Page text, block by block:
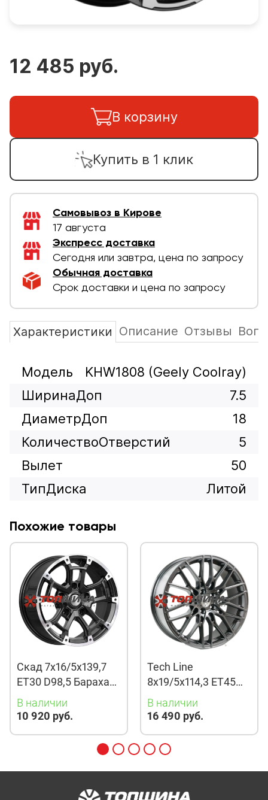
12 485 руб.
В корзину
Купить в 1 клик
Самовывоз в Кирове
17 августа
Экспресс доставка
Сегодня или завтра, цена по запросу
Обычная доставка
Срок доставки и цена по запросу
Характеристики Описание Отзывы
Модель
KHW1808 (Geely Coolray)
ШиринаДоп
7.5
ДиаметрДоп
18
КоличествоОтверстий
5
Вылет
50
ТипДиска
Литой
Похожие товары
Скад 7x16/5x139,7
ET30 D98,5 Барахас
(КЛ378) Алмаз
В наличии
10 920 руб.
Tech Line
8x19/5x114,3 ET45
D67,1 901 BMG
В наличии
16 490 руб.